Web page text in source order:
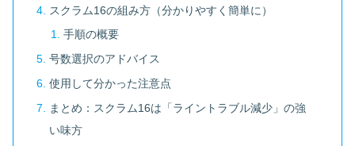
スクラム16の組み方（分かりやすく簡単に）
手順の概要
号数選択のアドバイス
使用して分かった注意点
まとめ：スクラム16は「ライントラブル減少」の強
い味方